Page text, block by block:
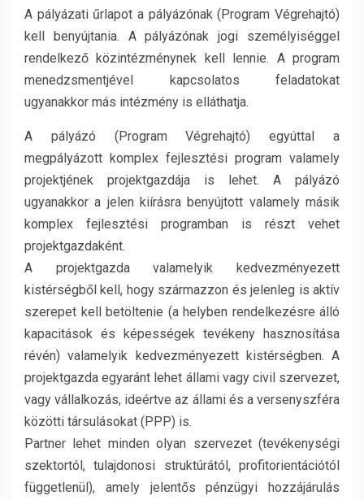
A pályázati űrlapot a pályázónak (Program Végrehajtó)
kell benyújtania. A pályázónak jogi személyiséggel
rendelkező közintézménynek kell lennie. A program
menedzsmentjével kapcsolatos feladatokat
ugyanakkor más intézmény is elláthatja.
A pályázó (Program Végrehajtó) egyúttal a
megpályázott komplex fejlesztési program valamely
projektjének projektgazdája is lehet. A pályázó
ugyanakkor a jelen kiírásra benyújtott valamely másik
komplex fejlesztési programban is részt vehet
projektgazdaként.
A projektgazda valamelyik kedvezményezett
kistérségből kell, hogy származzon és jelenleg is aktív
szerepet kell betöltenie (a helyben rendelkezésre álló
kapacitások és képességek tevékeny hasznosítása
révén) valamelyik kedvezményezett kistérségben. A
projektgazda egyaránt lehet állami vagy civil szervezet,
vagy vállalkozás, ideértve az állami és a versenyszféra
közötti társulásokat (PPP) is.
Partner lehet minden olyan szervezet (tevékenységi
szektortól, tulajdonosi struktúrától, profitorientációtól
függetlenül), amely jelentős pénzügyi hozzájárulás